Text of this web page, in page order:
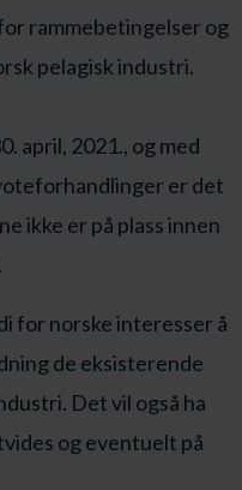
rammebetingelser og
pelagisk industri.
april, 2021., og med
er det
ikke er på plass innen
for norske interesser å
de eksisterende
Det vil også ha
og eventuelt på